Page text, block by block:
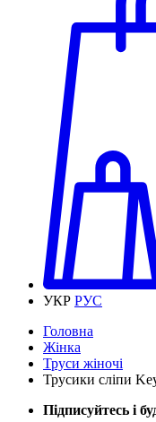
УКР РУС
Головна
Жінка
Труси жіночі
Трусики сліпи
Підписуйтесь і